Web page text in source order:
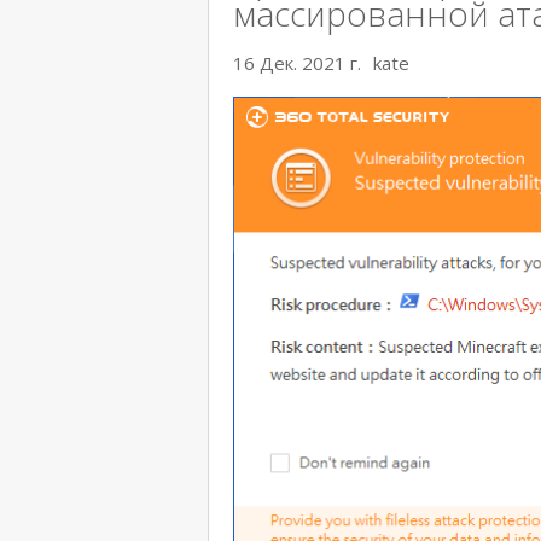
массированной
16 Дек. 2021 г. kate